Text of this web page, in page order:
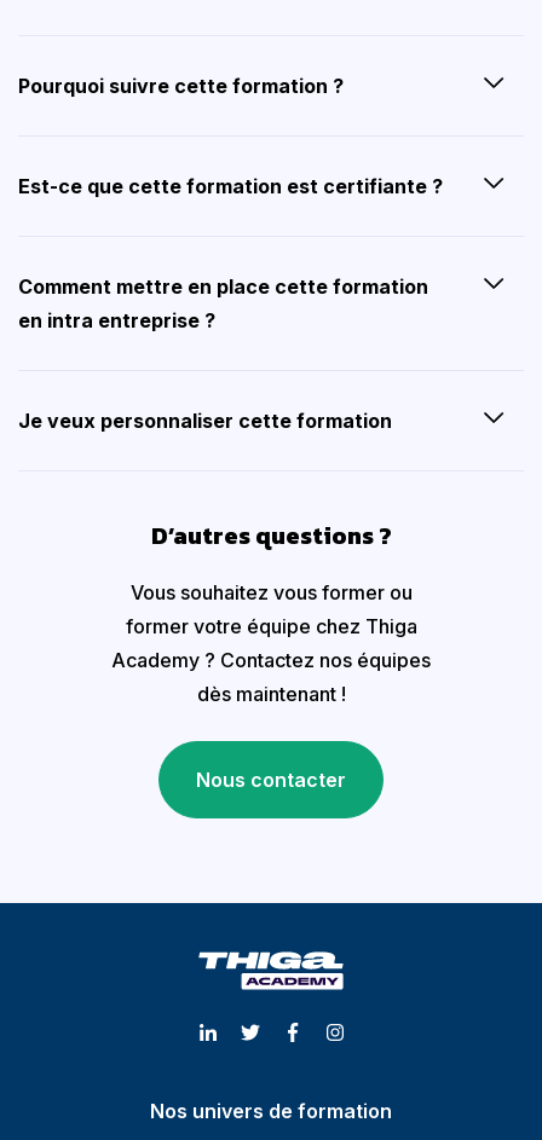
Pourquoi suivre cette formation ?
Est-ce que cette formation est certifiante ?
Comment mettre en place cette formation
en intra entreprise ?
Je veux personnaliser cette formation
D’autres questions ?
Vous souhaitez vous former ou
former votre équipe chez Thiga
Academy ? Contactez nos équipes
dès maintenant !
Nous contacter
Nos univers de formation